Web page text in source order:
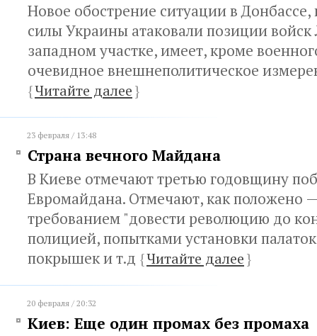
Новое обострение ситуации в
силы Украины атаковали позиции
западном участке, имеет, кроме
очевидное внешнеполитическое
{Читайте далее}
23 февраля / 13:48
Страна вечного Майдана
В Киеве отмечают третью годовщину
Евромайдана. Отмечают, как положено
требованием "довести революцию до
полицией, попытками установки
покрышек и т.д {Читайте далее}
20 февраля / 20:32
Киев: Еще один промах без промаха